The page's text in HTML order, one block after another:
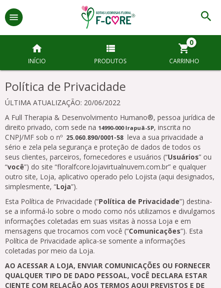
INÍCIO PRODUTOS CARRINHO
0
Política de Privacidade
ÚLTIMA ATUALIZAÇÃO: 20/06/2022
A Full Therapia & Desenvolvimento Humano®, pessoa jurídica de
direito privado, com sede na 14990-000 Irapuã-SP, inscrita no
CNPJ/MF sob o nº 25.060.890/0001-58 leva a sua privacidade a
sério e zela pela segurança e proteção de dados de todos os
seus clientes, parceiros, fornecedores e usuários (“Usuários” ou
“você”) do site “floralfcore.lojavirtualnuvem.com.br” e qualquer
outro site, Loja, aplicativo operado pelo Lojista (aqui designados,
simplesmente, “Loja”).
Esta Política de Privacidade (“Política de Privacidade”) destina-
se a informá-lo sobre o modo como nós utilizamos e divulgamos
informações coletadas em suas visitas à nossa Loja e em
mensagens que trocamos com você (“Comunicações”). Esta
Política de Privacidade aplica-se somente a informações
coletadas por meio da Loja.
AO ACESSAR A LOJA, ENVIAR COMUNICAÇÕES OU FORNECER
QUALQUER TIPO DE DADO PESSOAL, VOCÊ DECLARA ESTAR
CIENTE COM RELAÇÃO AOS TERMOS AQUI PREVISTOS E DE